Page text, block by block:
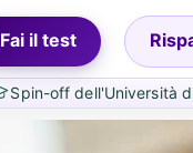
Fai il test
Spin-off dell'Università